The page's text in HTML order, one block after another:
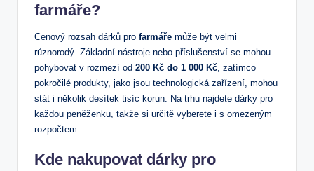
farmáře?
Cenový rozsah dárků pro farmáře může být velmi
různorodý. Základní nástroje nebo příslušenství se mohou
pohybovat v rozmezí od 200 Kč do 1 000 Kč , zatímco
pokročilé produkty, jako jsou technologická zařízení, mohou
stát i několik desítek tisíc korun. Na trhu najdete dárky pro
každou peněženku, takže si určitě vyberete i s omezeným
rozpočtem.
Kde nakupovat dárky pro